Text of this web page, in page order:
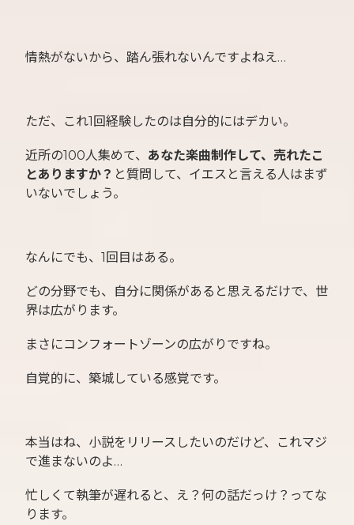
情熱がないから、踏ん張れないんですよねえ…
ただ、これ1回経験したのは自分的にはデカい。
近所の100人集めて、 あなた楽曲制作して、売れたこ
とありますか？ と質問して、イエスと言える人はまず
いないでしょう。
なんにでも、1回目はある。
どの分野でも、自分に関係があると思えるだけで、世
界は広がります。
まさにコンフォートゾーンの広がりですね。
自覚的に、築城している感覚です。
本当はね、小説をリリースしたいのだけど、これマジ
で進まないのよ…
忙しくて執筆が遅れると、え？何の話だっけ？ってな
ります。